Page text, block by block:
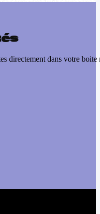
directement dans votre boite